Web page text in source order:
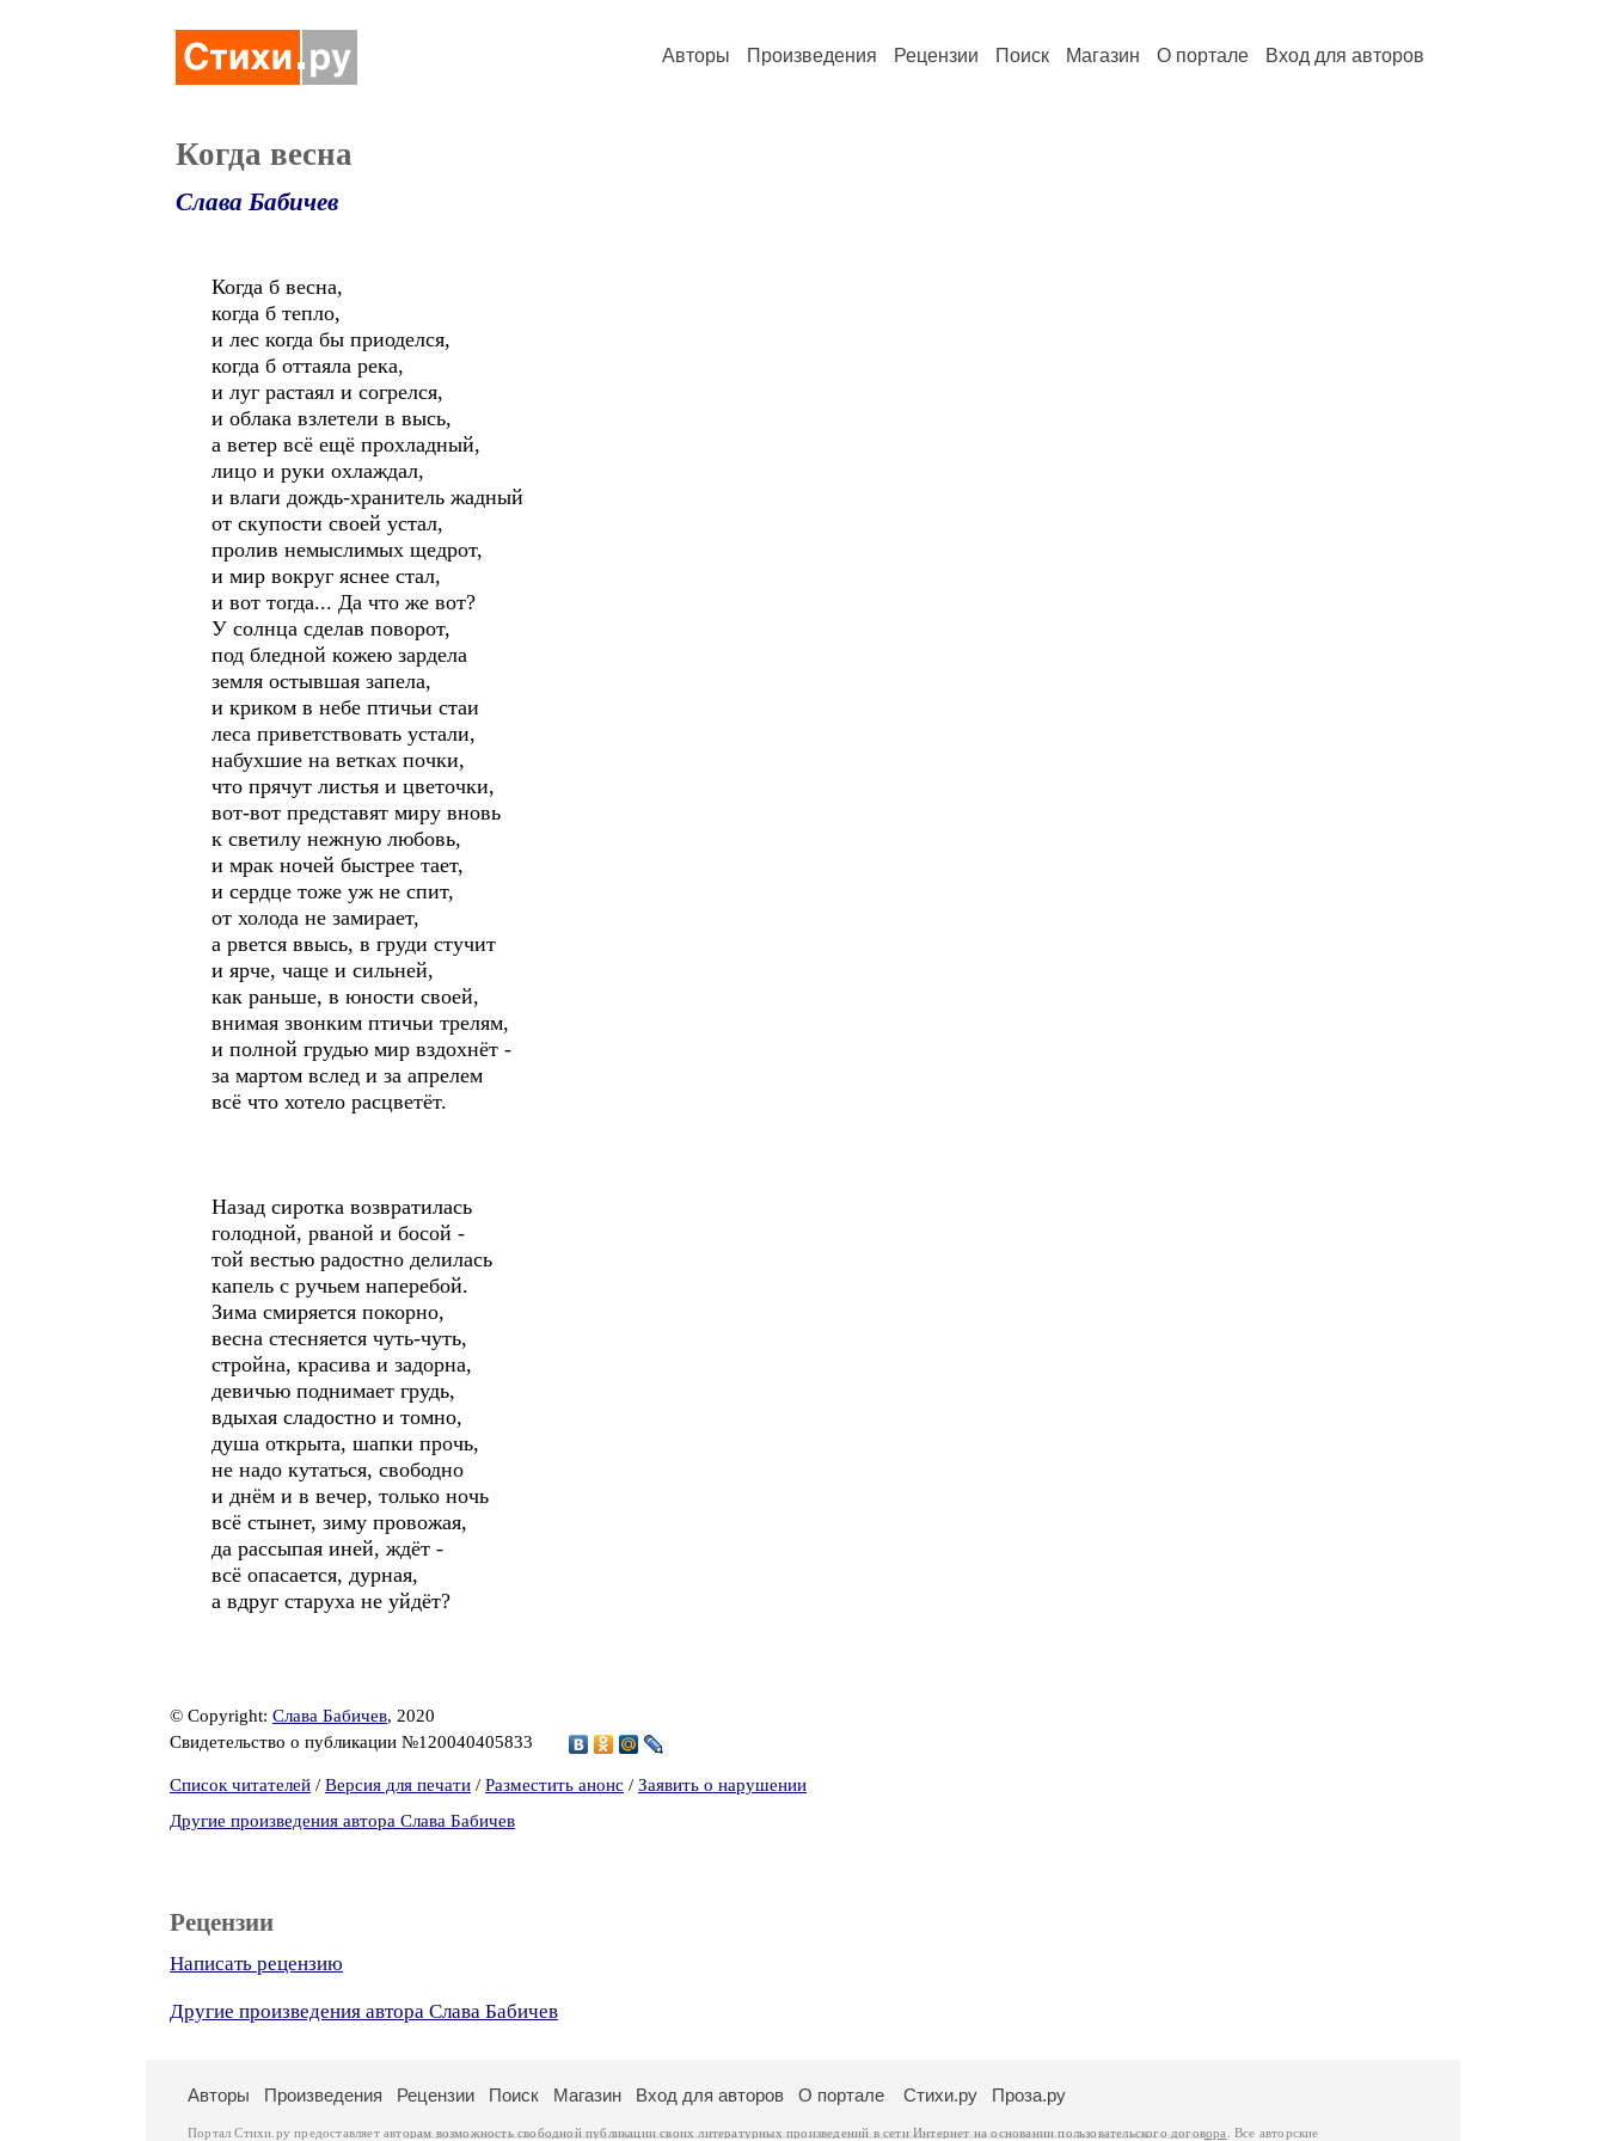
Авторы Произведения Рецензии Поиск Магазин О портале Вход для авторов
Когда весна
Слава Бабичев
Когда б весна,
когда б тепло,
и лес когда бы приоделся,
когда б оттаяла река,
и луг растаял и согрелся,
и облака взлетели в высь,
а ветер всё ещё прохладный,
лицо и руки охлаждал,
и влаги дождь-хранитель жадный
от скупости своей устал,
пролив немыслимых щедрот,
и мир вокруг яснее стал,
и вот тогда... Да что же вот?
У солнца сделав поворот,
под бледной кожею зардела
земля остывшая запела,
и криком в небе птичьи стаи
леса приветствовать устали,
набухшие на ветках почки,
что прячут листья и цветочки,
вот-вот представят миру вновь
к светилу нежную любовь,
и мрак ночей быстрее тает,
и сердце тоже уж не спит,
от холода не замирает,
а рвется ввысь, в груди стучит
и ярче, чаще и сильней,
как раньше, в юности своей,
внимая звонким птичьи трелям,
и полной грудью мир вздохнёт -
за мартом вслед и за апрелем
всё что хотело расцветёт.
Назад сиротка возвратилась
голодной, рваной и босой -
той вестью радостно делилась
капель с ручьем наперебой.
Зима смиряется покорно,
весна стесняется чуть-чуть,
стройна, красива и задорна,
девичью поднимает грудь,
вдыхая сладостно и томно,
душа открыта, шапки прочь,
не надо кутаться, свободно
и днём и в вечер, только ночь
всё стынет, зиму провожая,
да рассыпая иней, ждёт -
всё опасается, дурная,
а вдруг старуха не уйдёт?
© Copyright: Слава Бабичев, 2020
Свидетельство о публикации №120040405833
Список читателей / Версия для печати / Разместить анонс / Заявить о нарушении
Другие произведения автора Слава Бабичев
Рецензии
Написать рецензию
Другие произведения автора Слава Бабичев
Авторы Произведения Рецензии Поиск Магазин Вход для авторов О портале Стихи.ру Проза.ру
Портал Стихи.ру предоставляет авторам возможность свободной публикации своих литературных произведений в сети Интернет на основаниипользовательского договора . Все авторские